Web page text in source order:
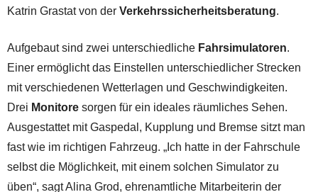
Katrin Grastat von der Verkehrssicherheitsberatung.
Aufgebaut sind zwei unterschiedliche Fahrsimulatoren.
Einer ermöglicht das Einstellen unterschiedlicher Strecken
mit verschiedenen Wetterlagen und Geschwindigkeiten.
Drei Monitore sorgen für ein ideales räumliches Sehen.
Ausgestattet mit Gaspedal, Kupplung und Bremse sitzt man
fast wie im richtigen Fahrzeug. „Ich hatte in der Fahrschule
selbst die Möglichkeit, mit einem solchen Simulator zu
üben“, sagt Alina Grod, ehrenamtliche Mitarbeiterin der